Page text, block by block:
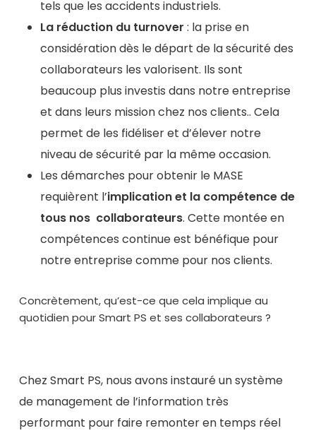
tels que les accidents industriels.
La réduction du turnover : la prise en
considération dès le départ de la sécurité des
collaborateurs les valorisent. Ils sont
beaucoup plus investis dans notre entreprise
et dans leurs mission chez nos clients.. Cela
permet de les fidéliser et d’élever notre
niveau de sécurité par la même occasion.
Les démarches pour obtenir le MASE
requièrent l’implication et la compétence de
tous nos collaborateurs. Cette montée en
compétences continue est bénéfique pour
notre entreprise comme pour nos clients.
Concrètement, qu’est-ce que cela implique au
quotidien pour Smart PS et ses collaborateurs ?
Chez Smart PS, nous avons instauré un système
de management de l’information très
performant pour faire remonter en temps réel